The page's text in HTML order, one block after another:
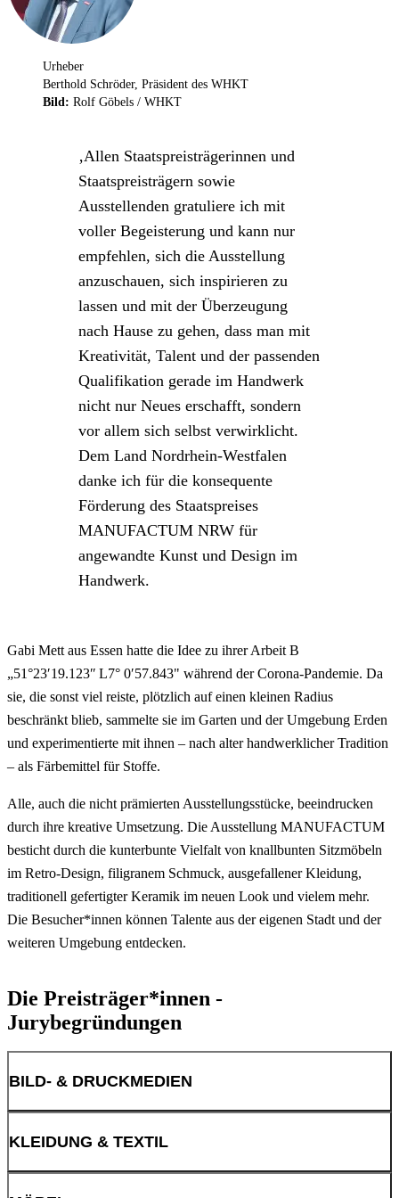
Urheber
Berthold Schröder, Präsident des WHKT
Bild: Rolf Göbels / WHKT
Allen Staatspreisträgerinnen und
Staatspreisträgern sowie
Ausstellenden gratuliere ich mit
voller Begeisterung und kann nur
empfehlen, sich die Ausstellung
anzuschauen, sich inspirieren zu
lassen und mit der Überzeugung
nach Hause zu gehen, dass man mit
Kreativität, Talent und der passenden
Qualifikation gerade im Handwerk
nicht nur Neues erschafft, sondern
vor allem sich selbst verwirklicht.
Dem Land Nordrhein-Westfalen
danke ich für die konsequente
Förderung des Staatspreises
MANUFACTUM NRW für
angewandte Kunst und Design im
Handwerk.
Gabi Mett aus Essen hatte die Idee zu ihrer Arbeit B
„51°23′19.123″ L7° 0′57.843" während der Corona-Pandemie. Da
sie, die sonst viel reiste, plötzlich auf einen kleinen Radius
beschränkt blieb, sammelte sie im Garten und der Umgebung Erden
und experimentierte mit ihnen – nach alter handwerklicher Tradition
– als Färbemittel für Stoffe.
Alle, auch die nicht prämierten Ausstellungsstücke, beeindrucken
durch ihre kreative Umsetzung. Die Ausstellung MANUFACTUM
besticht durch die kunterbunte Vielfalt von knallbunten Sitzmöbeln
im Retro-Design, filigranem Schmuck, ausgefallener Kleidung,
traditionell gefertigter Keramik im neuen Look und vielem mehr.
Die Besucher*innen können Talente aus der eigenen Stadt und der
weiteren Umgebung entdecken.
Die Preisträger*innen -
Jurybegründungen
BILD- & DRUCKMEDIEN
JULIAN BRAUN - DUNKEL WAR'S
KLEIDUNG & TEXTIL